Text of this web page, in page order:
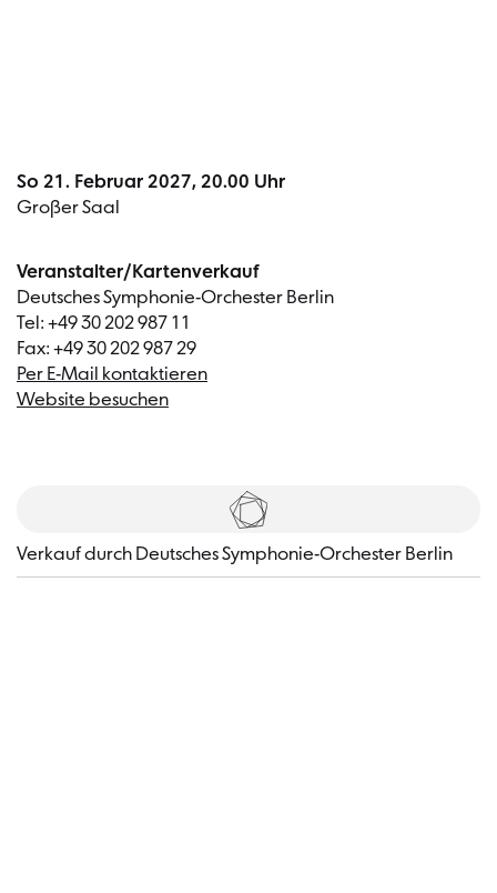
So 21. Februar 2027, 20.00 Uhr
Großer Saal
Veranstalter/Kartenverkauf
Deutsches Symphonie-Orchester Berlin
Tel: +49 30 202 987 11
Fax: +49 30 202 987 29
Per E-Mail kontaktieren
Website besuchen
Tickets
​Verkauf durch Deutsches Symphonie-Orchester Berlin